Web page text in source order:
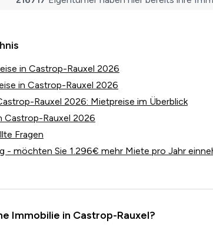
in Castrop-Rauxel 2026
in Castrop-Rauxel 2026
Rauxel 2026: Mietpreise im Überblick
Castrop-Rauxel 2026
Fragen
- möchten Sie 1.296€ mehr Miete pro Jahr
Immobilie in Castrop-Rauxel?